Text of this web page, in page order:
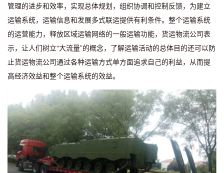
管理的进步和效率，实现总体规划，组织协调和控制反馈，为建立
运输系统，运输信息和发展多式联运提供有利条件。整个运输系统
的运营能力，释放区域运输网络的一般运输功能，货运物流公司表
示，让人们树立“大流量”的概念，了解运输活动的总体目的还可以防
止货运物流公司通过各种运输方式单方面追求自己的利益，从而提
高经济效益和整个运输系统的效益。